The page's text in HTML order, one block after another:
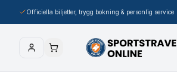
Officiella biljetter, trygg bokning & personlig service